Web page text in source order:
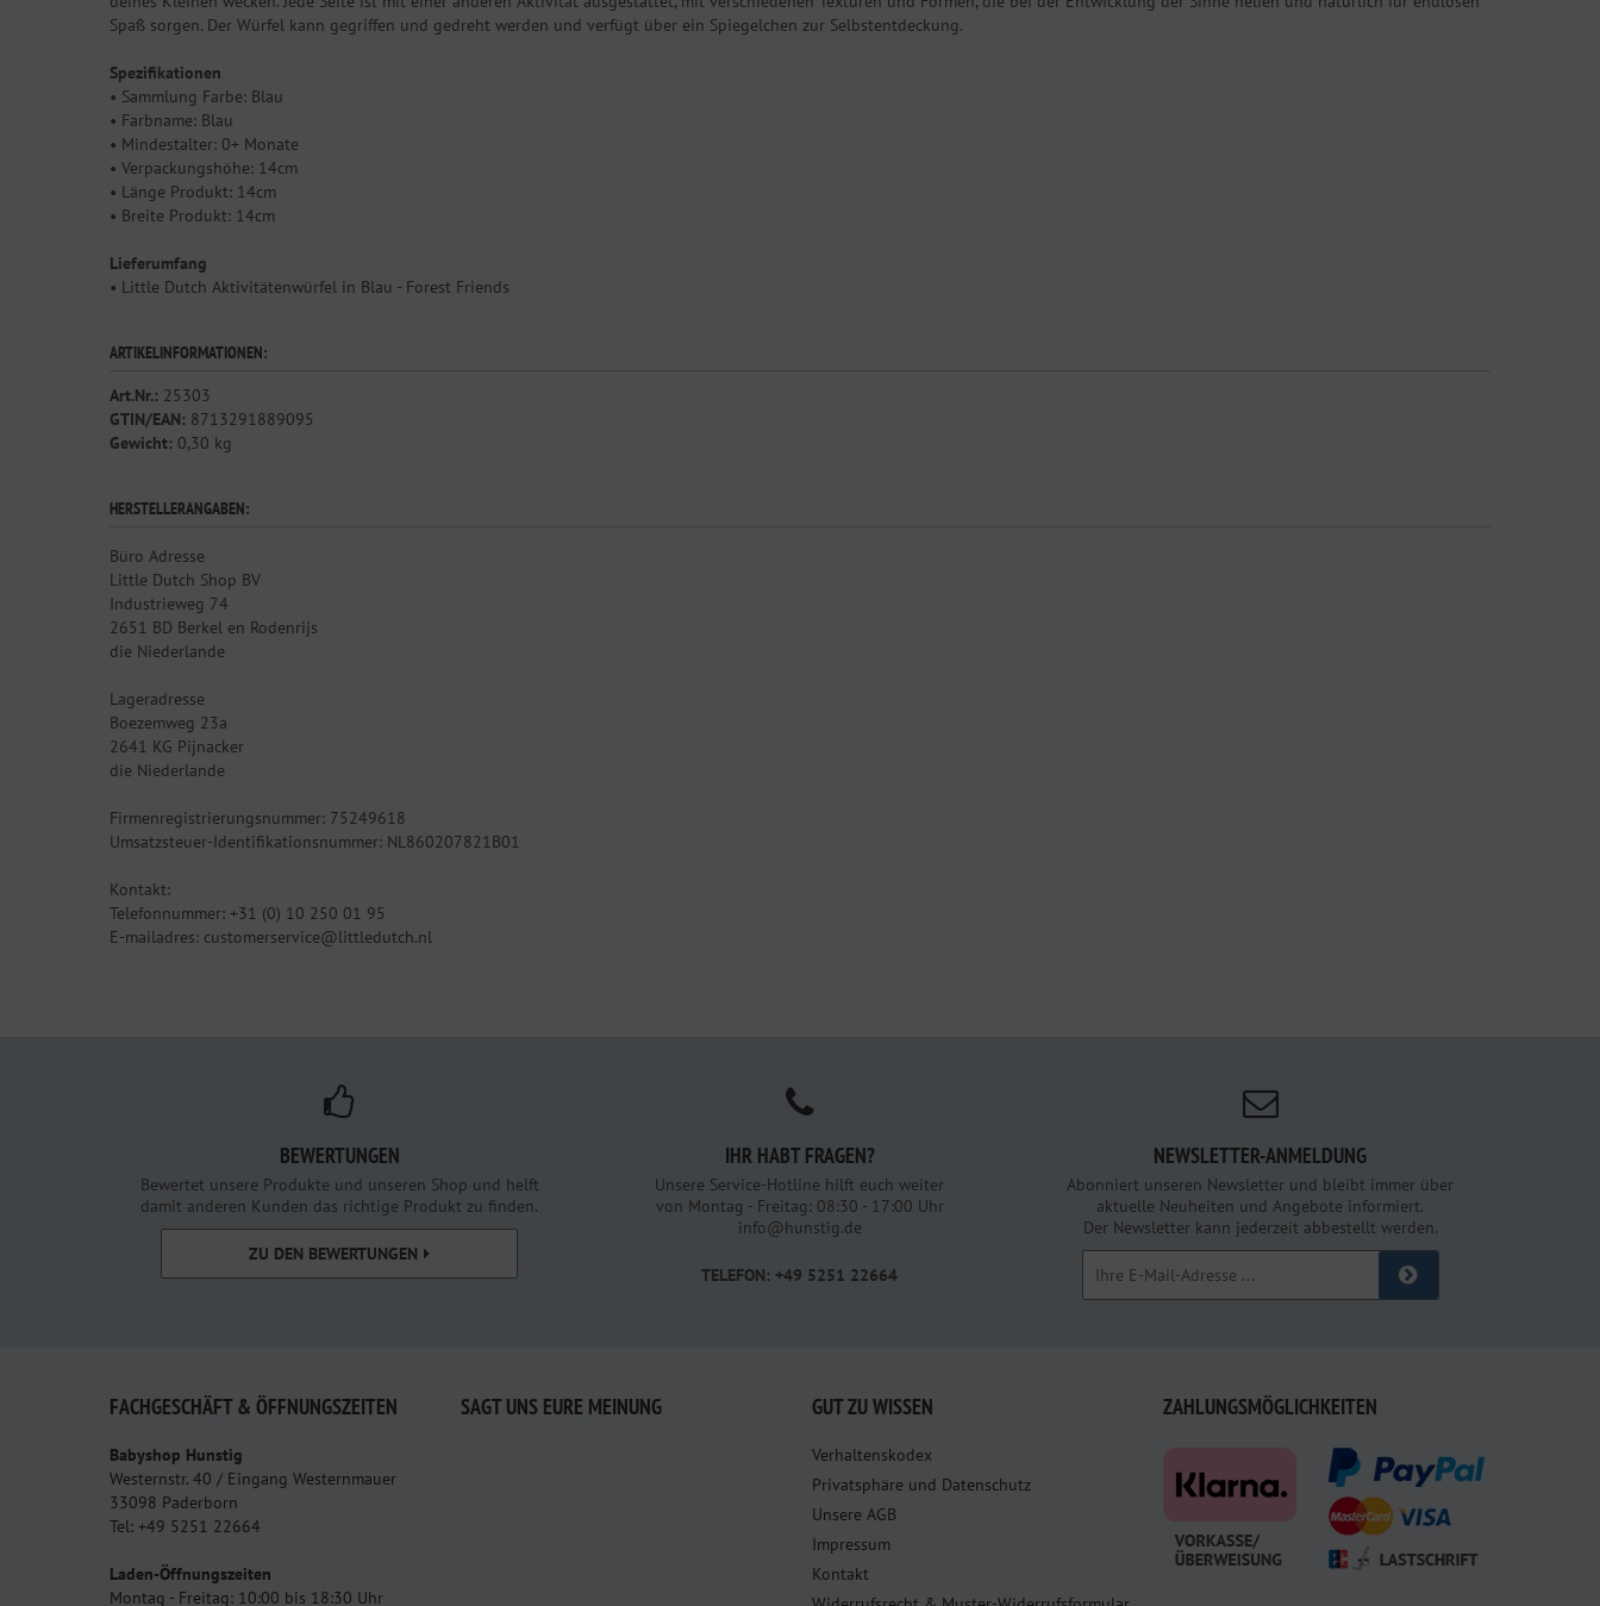
Spaß sorgen. Der Würfel kann gegriffen und gedreht werden und verfügt über ein Spiegelchen zur Selbstentdeckung.
Spezifikationen
• Sammlung Farbe: Blau
• Farbname: Blau
• Mindestalter: 0+ Monate
• Verpackungshöhe: 14cm
• Länge Produkt: 14cm
• Breite Produkt: 14cm
Lieferumfang
• Little Dutch Aktivitätenwürfel in Blau - Forest Friends
ARTIKELINFORMATIONEN:
Art.Nr.: 25303
GTIN/EAN: 8713291889095
Gewicht: 0,30 kg
HERSTELLERANGABEN:
Büro Adresse
Little Dutch Shop BV
Industrieweg 74
2651 BD Berkel en Rodenrijs
die Niederlande
Lageradresse
Boezemweg 23a
2641 KG Pijnacker
die Niederlande
Firmenregistrierungsnummer: 75249618
Umsatzsteuer-Identifikationsnummer: NL860207821B01
Kontakt:
Telefonnummer: +31 (0) 10 250 01 95
E-mailadres: customerservice@littledutch.nl
BEWERTUNGEN
Bewertet unsere Produkte und unseren Shop und helft
damit anderen Kunden das richtige Produkt zu finden.
ZU DEN BEWERTUNGEN
IHR HABT FRAGEN?
Unsere Service-Hotline hilft euch weiter
von Montag - Freitag: 08:30 - 17:00 Uhr
info@hunstig.de
TELEFON: +49 5251 22664
NEWSLETTER-ANMELDUNG
Abonniert unseren Newsletter und bleibt immer über
aktuelle Neuheiten und Angebote informiert.
Der Newsletter kann jederzeit abbestellt werden.
FACHGESCHÄFT & ÖFFNUNGSZEITEN
Babyshop Hunstig
Westernstr. 40 / Eingang Westernmauer
33098 Paderborn
Tel: +49 5251 22664
Laden-Öffnungszeiten
Montag - Freitag: 10:00 bis 18:30 Uhr
SAGT UNS EURE MEINUNG GUT ZU WISSEN
Verhaltenskodex
Privatsphäre und Datenschutz
Unsere AGB
Impressum
Kontakt
ZAHLUNGSMÖGLICHKEITEN